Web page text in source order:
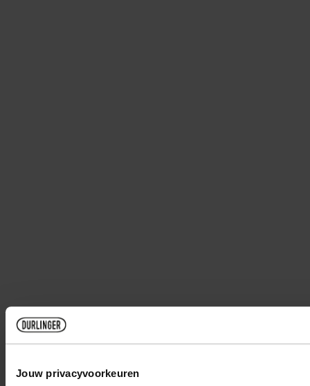
Jouw privacyvoorkeuren